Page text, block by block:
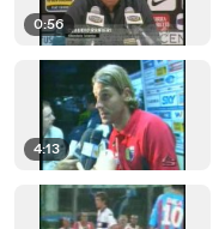
0:56
4:13